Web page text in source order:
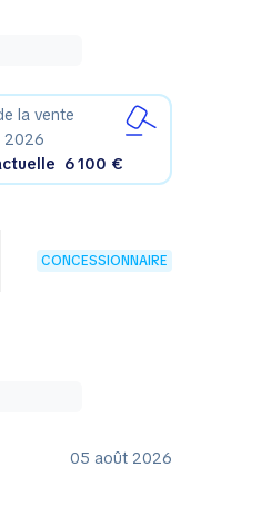
la vente
2026
6 100 €
CONCESSIONNAIRE
05 août 2026